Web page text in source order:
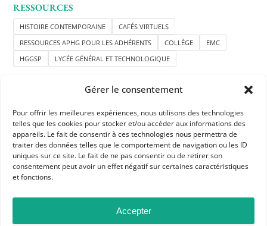
Gérer le consentement
Pour offrir les meilleures expériences, nous utilisons des technologies
telles que les cookies pour stocker et/ou accéder aux informations des
appareils. Le fait de consentir à ces technologies nous permettra de
traiter des données telles que le comportement de navigation ou les ID
uniques sur ce site. Le fait de ne pas consentir ou de retirer son
consentement peut avoir un effet négatif sur certaines caractéristiques
et fonctions.
Accepter
RESSOURCES
HISTOIRE CONTEMPORAINE
CAFÉS VIRTUELS
RESSOURCES APHG POUR LES ADHÉRENTS
COLLÈGE
EMC
HGGSP
LYCÉE GÉNÉRAL ET TECHNOLOGIQUE
APHG
Association des professeurs d'histoire et géographie
+ 33 0(1) 42 33 62 37